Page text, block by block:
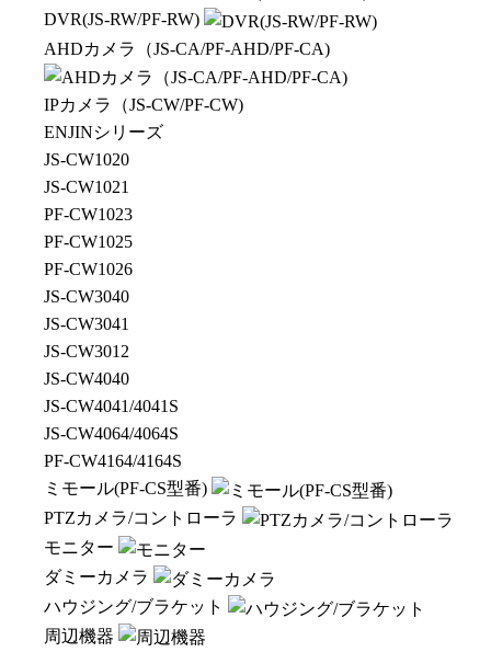
DVR(JS-RW/PF-RW)
AHDカメラ（JS-CA/PF-AHD/PF-CA)
IPカメラ（JS-CW/PF-CW)
ENJINシリーズ
JS-CW1020
JS-CW1021
PF-CW1023
PF-CW1025
PF-CW1026
JS-CW3040
JS-CW3041
JS-CW3012
JS-CW4040
JS-CW4041/4041S
JS-CW4064/4064S
PF-CW4164/4164S
ミモール(PF-CS型番)
PTZカメラ/コントローラ
モニター
ダミーカメラ
ハウジング/ブラケット
周辺機器